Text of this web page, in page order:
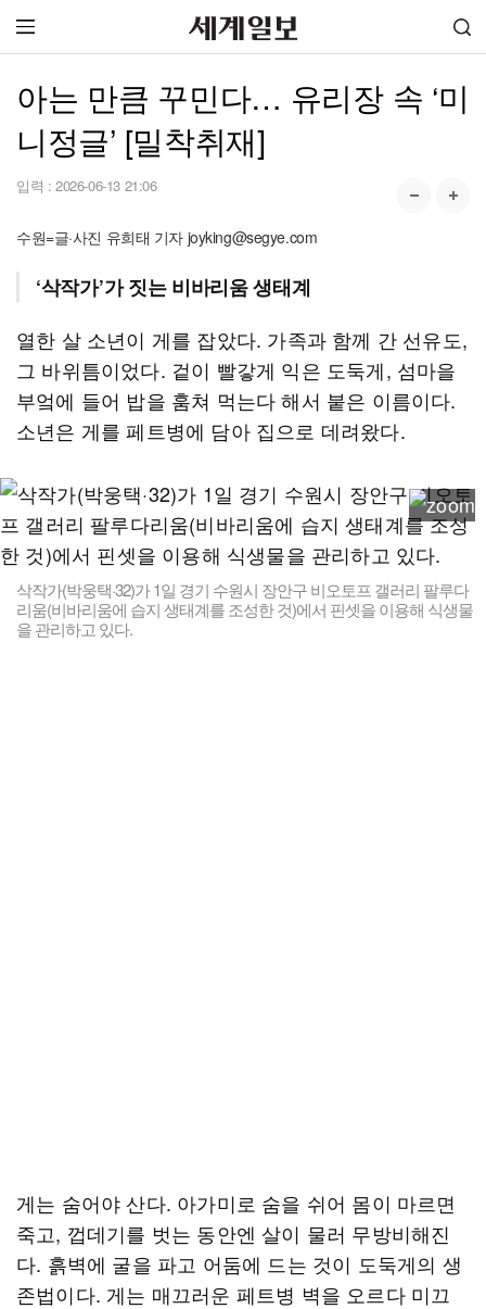
아는 만큼 꾸민다… 유리장 속 ‘미
니정글’ [밀착취재]
입력 : 2026-06-13 21:06
수원=글·사진 유희태 기자 joyking@segye.com
‘삭작가’가 짓는 비바리움 생태계
열한 살 소년이 게를 잡았다. 가족과 함께 간 선유도,
그 바위틈이었다. 겉이 빨갛게 익은 도둑게, 섬마을
부엌에 들어 밥을 훔쳐 먹는다 해서 붙은 이름이다.
소년은 게를 페트병에 담아 집으로 데려왔다.
삭작가(박웅택·32)가 1일 경기 수원시 장안구 비오토프 갤러리 팔루다
리움(비바리움에 습지 생태계를 조성한 것)에서 핀셋을 이용해 식생물
을 관리하고 있다.
게는 숨어야 산다. 아가미로 숨을 쉬어 몸이 마르면
죽고, 껍데기를 벗는 동안엔 살이 물러 무방비해진
다. 흙벽에 굴을 파고 어둠에 드는 것이 도둑게의 생
존법이다. 게는 매끄러운 페트병 벽을 오르다 미끄